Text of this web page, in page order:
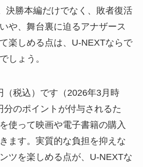
決勝本編だけでなく、敗者復活
や、舞台裏に迫るアナザース
楽しめる点は、U-NEXTならで
しょう。
（税込）です（2026年3月時
分のポイントが付与されるた
使って映画や電子書籍の購入
ます。実質的な負担を抑えな
ツを楽しめる点が、U-NEXTな